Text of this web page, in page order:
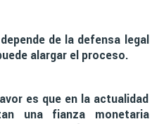
de la defensa legal
alargar el proceso.
es que en la actualidad
una fianza monetaria